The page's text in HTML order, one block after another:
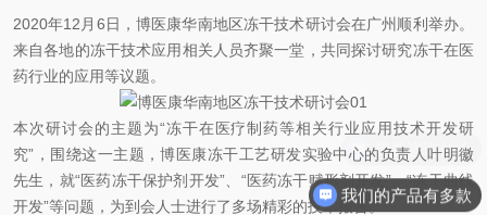
2020年12月6日，博医康华南地区冻干技术研讨会在广州顺利举办。
来自各地的冻干技术应用相关人员齐聚一堂，共同探讨研究冻干在医
药行业的应用等议题。
本次研讨会的主题为“冻干在医疗制药等相关行业应用技术开发研
究”，围绕这一主题，博医康冻干工艺研发实验中心的负责人叶明徽
先生，就“医药冻干保护剂开发”、“医药冻干赋形剂开发”、“冻干曲线
开发”等问题，为到会人士进行了多场精彩的技术报告。
需要咨询什么
我们的产品有多款